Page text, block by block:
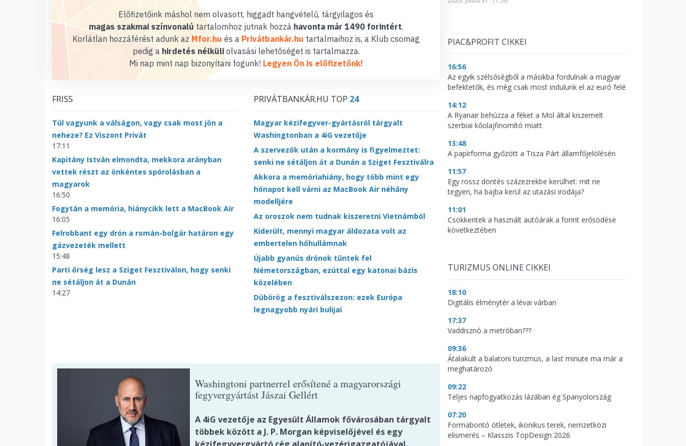
Előfizetőink máshol nem olvasott, higgadt hangvételű, tárgyilagos és
magas szakmai színvonalú tartalomhoz jutnak hozzá havonta már 1490 forintért.
Korlátlan hozzáférést adunk az Mfor.hu és a Privátbankár.hu tartalmaihoz is, a Klub csomag
pedig ahirdetés nélküliolvasási lehetőséget is tartalmazza.
Mi nap mint nap bizonyítani fogunk! Legyen Ön is előfizetőnk!
FRISS
Túl vagyunk a válságon, vagy csak most jön a
neheze? Ez Viszont Privát
17:11
Kapitány István elmondta, mekkora arányban
vettek részt az önkéntes spórolásban a
magyarok
16:50
Fogytán a memória, hiánycikk lett a MacBook Air
16:05
Felrobbant egy drón a román-bolgár határon egy
gázvezeték mellett
15:48
Parti őrség lesz a Sziget Fesztiválon, hogy senki
ne sétáljon át a Dunán
14:27
PRIVÁTBANKÁR.HU TOP 24
Magyar kézifegyver-gyártásról tárgyalt
Washingtonban a 4iG vezetője
A szervezők után a kormány is figyelmeztet:
senki ne sétáljon át a Dunán a Sziget Fesztiválra
Akkora a memóriahiány, hogy több mint egy
hónapot kell várni az MacBook Air néhány
modelljére
Az oroszok nem tudnak kiszeretni Vietnámból
Kiderült, mennyi magyar áldozata volt az
embertelen hőhullámnak
Újabb gyanús drónok tűntek fel
Németországban, ezúttal egy katonai bázis
közelében
Dübörög a fesztiválszezon: ezek Európa
legnagyobb nyári bulijai
Washingtoni partnerrel erősítené a magyarországi
fegyvergyártást Jászai Gellért
A 4iG vezetője az Egyesült Államok fővárosában tárgyalt
többek között a J. P. Morgan képviselőjével és egy
PIAC&PROFIT CIKKEI
16:56
Az egyik szélsőségből a másikba fordulnak a magyar
befektetők, és még csak most indulunk el az euró felé
14:12
A Ryanair behúzza a féket a Mol által kiszemelt
szerbiai kőolajfinomító miatt
13:48
A papírforma győzött a Tisza Párt államfőjelölésén
11:57
Egy rossz döntés százezrekbe kerülhet: mit ne
tegyen, ha bajba kerül az utazási irodája?
11:01
Csökkentek a használt autóárak a forint erősödése
következtében
TURIZMUS ONLINE CIKKEI
18:10
Digitális élménytér a lévai várban
17:37
Vaddisznó a metróban???
09:36
Átalakult a balatoni turizmus, a last minute ma már a
meghatározó
09:22
Teljes napfogyatkozás lázában ég Spanyolország
07:20
Formabontó ötletek, ikonikus terek, nemzetközi
elismerés – Klasszis TopDesign 2026